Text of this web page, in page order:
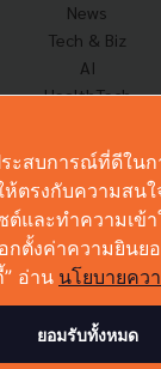
News
Tech & Biz
AI
HealthTech
Corp Innov
Saucy Thoughts
Sustainable
Videos
Podcast
ะสบการณ์ที่ดีในก
ตรงกับความสนใ
ต์และทำความเข้
ตั้งค่าความยินย
อ่าน นโยบายคว
ยอมรับทั้งหมด